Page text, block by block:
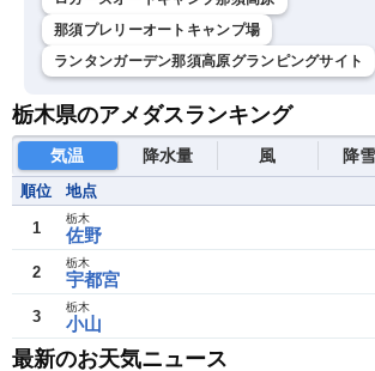
那須プレリーオートキャンプ場
ランタンガーデン那須高原グランピングサイト
栃木県のアメダスランキング
気温 降水量 風 降
順位 地点
1 佐野
栃木
2 宇都宮
栃木
3 小山
栃木
最新のお天気ニュース